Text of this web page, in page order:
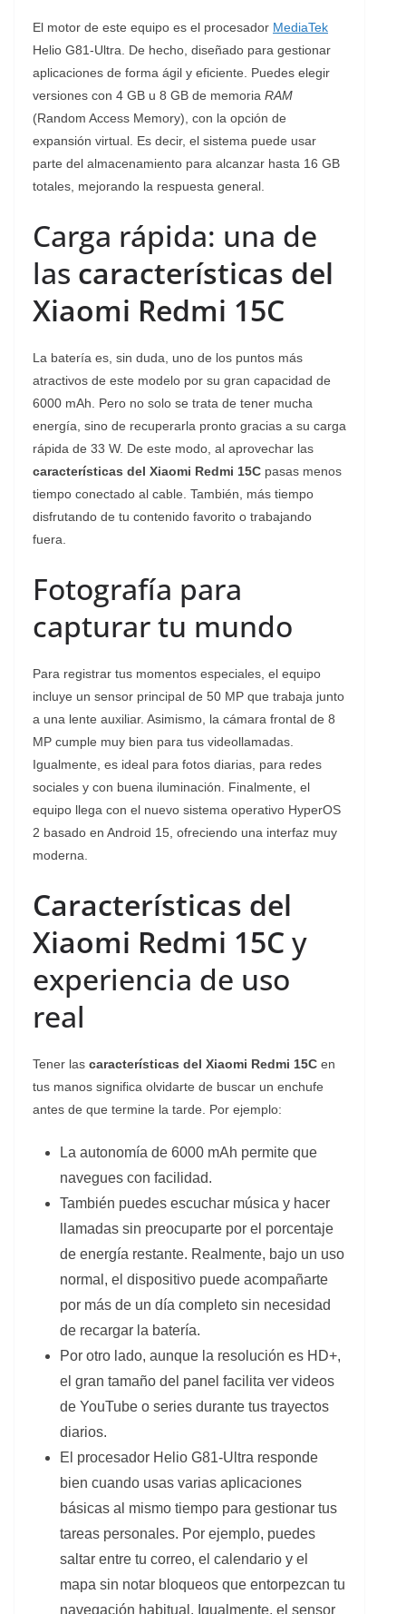
El motor de este equipo es el procesador MediaTek
Helio G81-Ultra. De hecho, diseñado para gestionar
aplicaciones de forma ágil y eficiente. Puedes elegir
versiones con 4 GB u 8 GB de memoria RAM
(Random Access Memory), con la opción de
expansión virtual. Es decir, el sistema puede usar
parte del almacenamiento para alcanzar hasta 16 GB
totales, mejorando la respuesta general.
Carga rápida: una de
las características del
Xiaomi Redmi 15C
La batería es, sin duda, uno de los puntos más
atractivos de este modelo por su gran capacidad de
6000 mAh. Pero no solo se trata de tener mucha
energía, sino de recuperarla pronto gracias a su carga
rápida de 33 W. De este modo, al aprovechar las
características del Xiaomi Redmi 15C pasas menos
tiempo conectado al cable. También, más tiempo
disfrutando de tu contenido favorito o trabajando
fuera.
Fotografía para
capturar tu mundo
Para registrar tus momentos especiales, el equipo
incluye un sensor principal de 50 MP que trabaja junto
a una lente auxiliar. Asimismo, la cámara frontal de 8
MP cumple muy bien para tus videollamadas.
Igualmente, es ideal para fotos diarias, para redes
sociales y con buena iluminación. Finalmente, el
equipo llega con el nuevo sistema operativo HyperOS
2 basado en Android 15, ofreciendo una interfaz muy
moderna.
Características del
Xiaomi Redmi 15C y
experiencia de uso
real
Tener las características del Xiaomi Redmi 15C en
tus manos significa olvidarte de buscar un enchufe
antes de que termine la tarde. Por ejemplo:
La autonomía de 6000 mAh permite que
navegues con facilidad.
También puedes escuchar música y hacer
llamadas sin preocuparte por el porcentaje
de energía restante. Realmente, bajo un uso
normal, el dispositivo puede acompañarte
por más de un día completo sin necesidad
de recargar la batería.
Por otro lado, aunque la resolución es HD+,
el gran tamaño del panel facilita ver videos
de YouTube o series durante tus trayectos
diarios.
El procesador Helio G81-Ultra responde
bien cuando usas varias aplicaciones
básicas al mismo tiempo para gestionar tus
tareas personales. Por ejemplo, puedes
saltar entre tu correo, el calendario y el
mapa sin notar bloqueos que entorpezcan tu
navegación habitual. Igualmente, el sensor